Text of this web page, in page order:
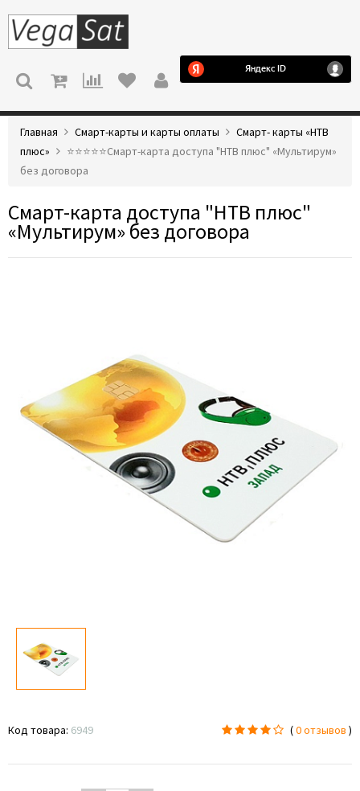
МЕНЮ
Главная Смарт-карты и карты оплаты
Смарт- карты «НТВ
плюс»
⭐️⭐️⭐️⭐️⭐️Смарт-карта доступа "НТВ плюс" «Мультирум»
без договора
Смарт-карта доступа "НТВ плюс"
«Мультирум» без договора
Код товара: 6949 (0 отзывов )